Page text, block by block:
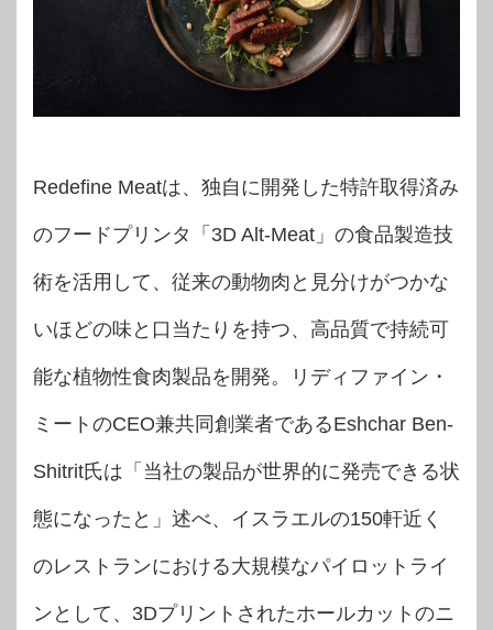
Redefine Meatは、独自に開発した特許取得済み
のフードプリンタ「3D Alt-Meat」の食品製造技
術を活用して、従来の動物肉と見分けがつかな
いほどの味と口当たりを持つ、高品質で持続可
能な植物性食肉製品を開発。リディファイン・
ミートのCEO兼共同創業者であるEshchar Ben-
Shitrit氏は「当社の製品が世界的に発売できる状
態になったと」述べ、イスラエルの150軒近く
のレストランにおける大規模なパイロットライ
ンとして、3Dプリントされたホールカットのニ